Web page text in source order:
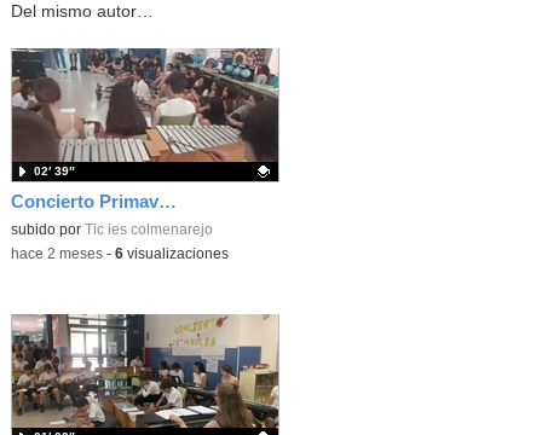
Del mismo autor…
Concierto Primavera Taller Musica 2026 5d5
Contenido educativo.
subido por Tic ies colmenarejo
02′ 39″
-hace 2 meses- 6visualizaciones